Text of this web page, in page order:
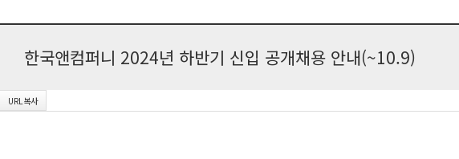
한국앤컴퍼니 2024년 하반기 신입 공개채용 안내(~10.9)